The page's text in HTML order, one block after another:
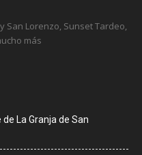
San Lorenzo, Sunset Tardeo,
más
La Granja de San